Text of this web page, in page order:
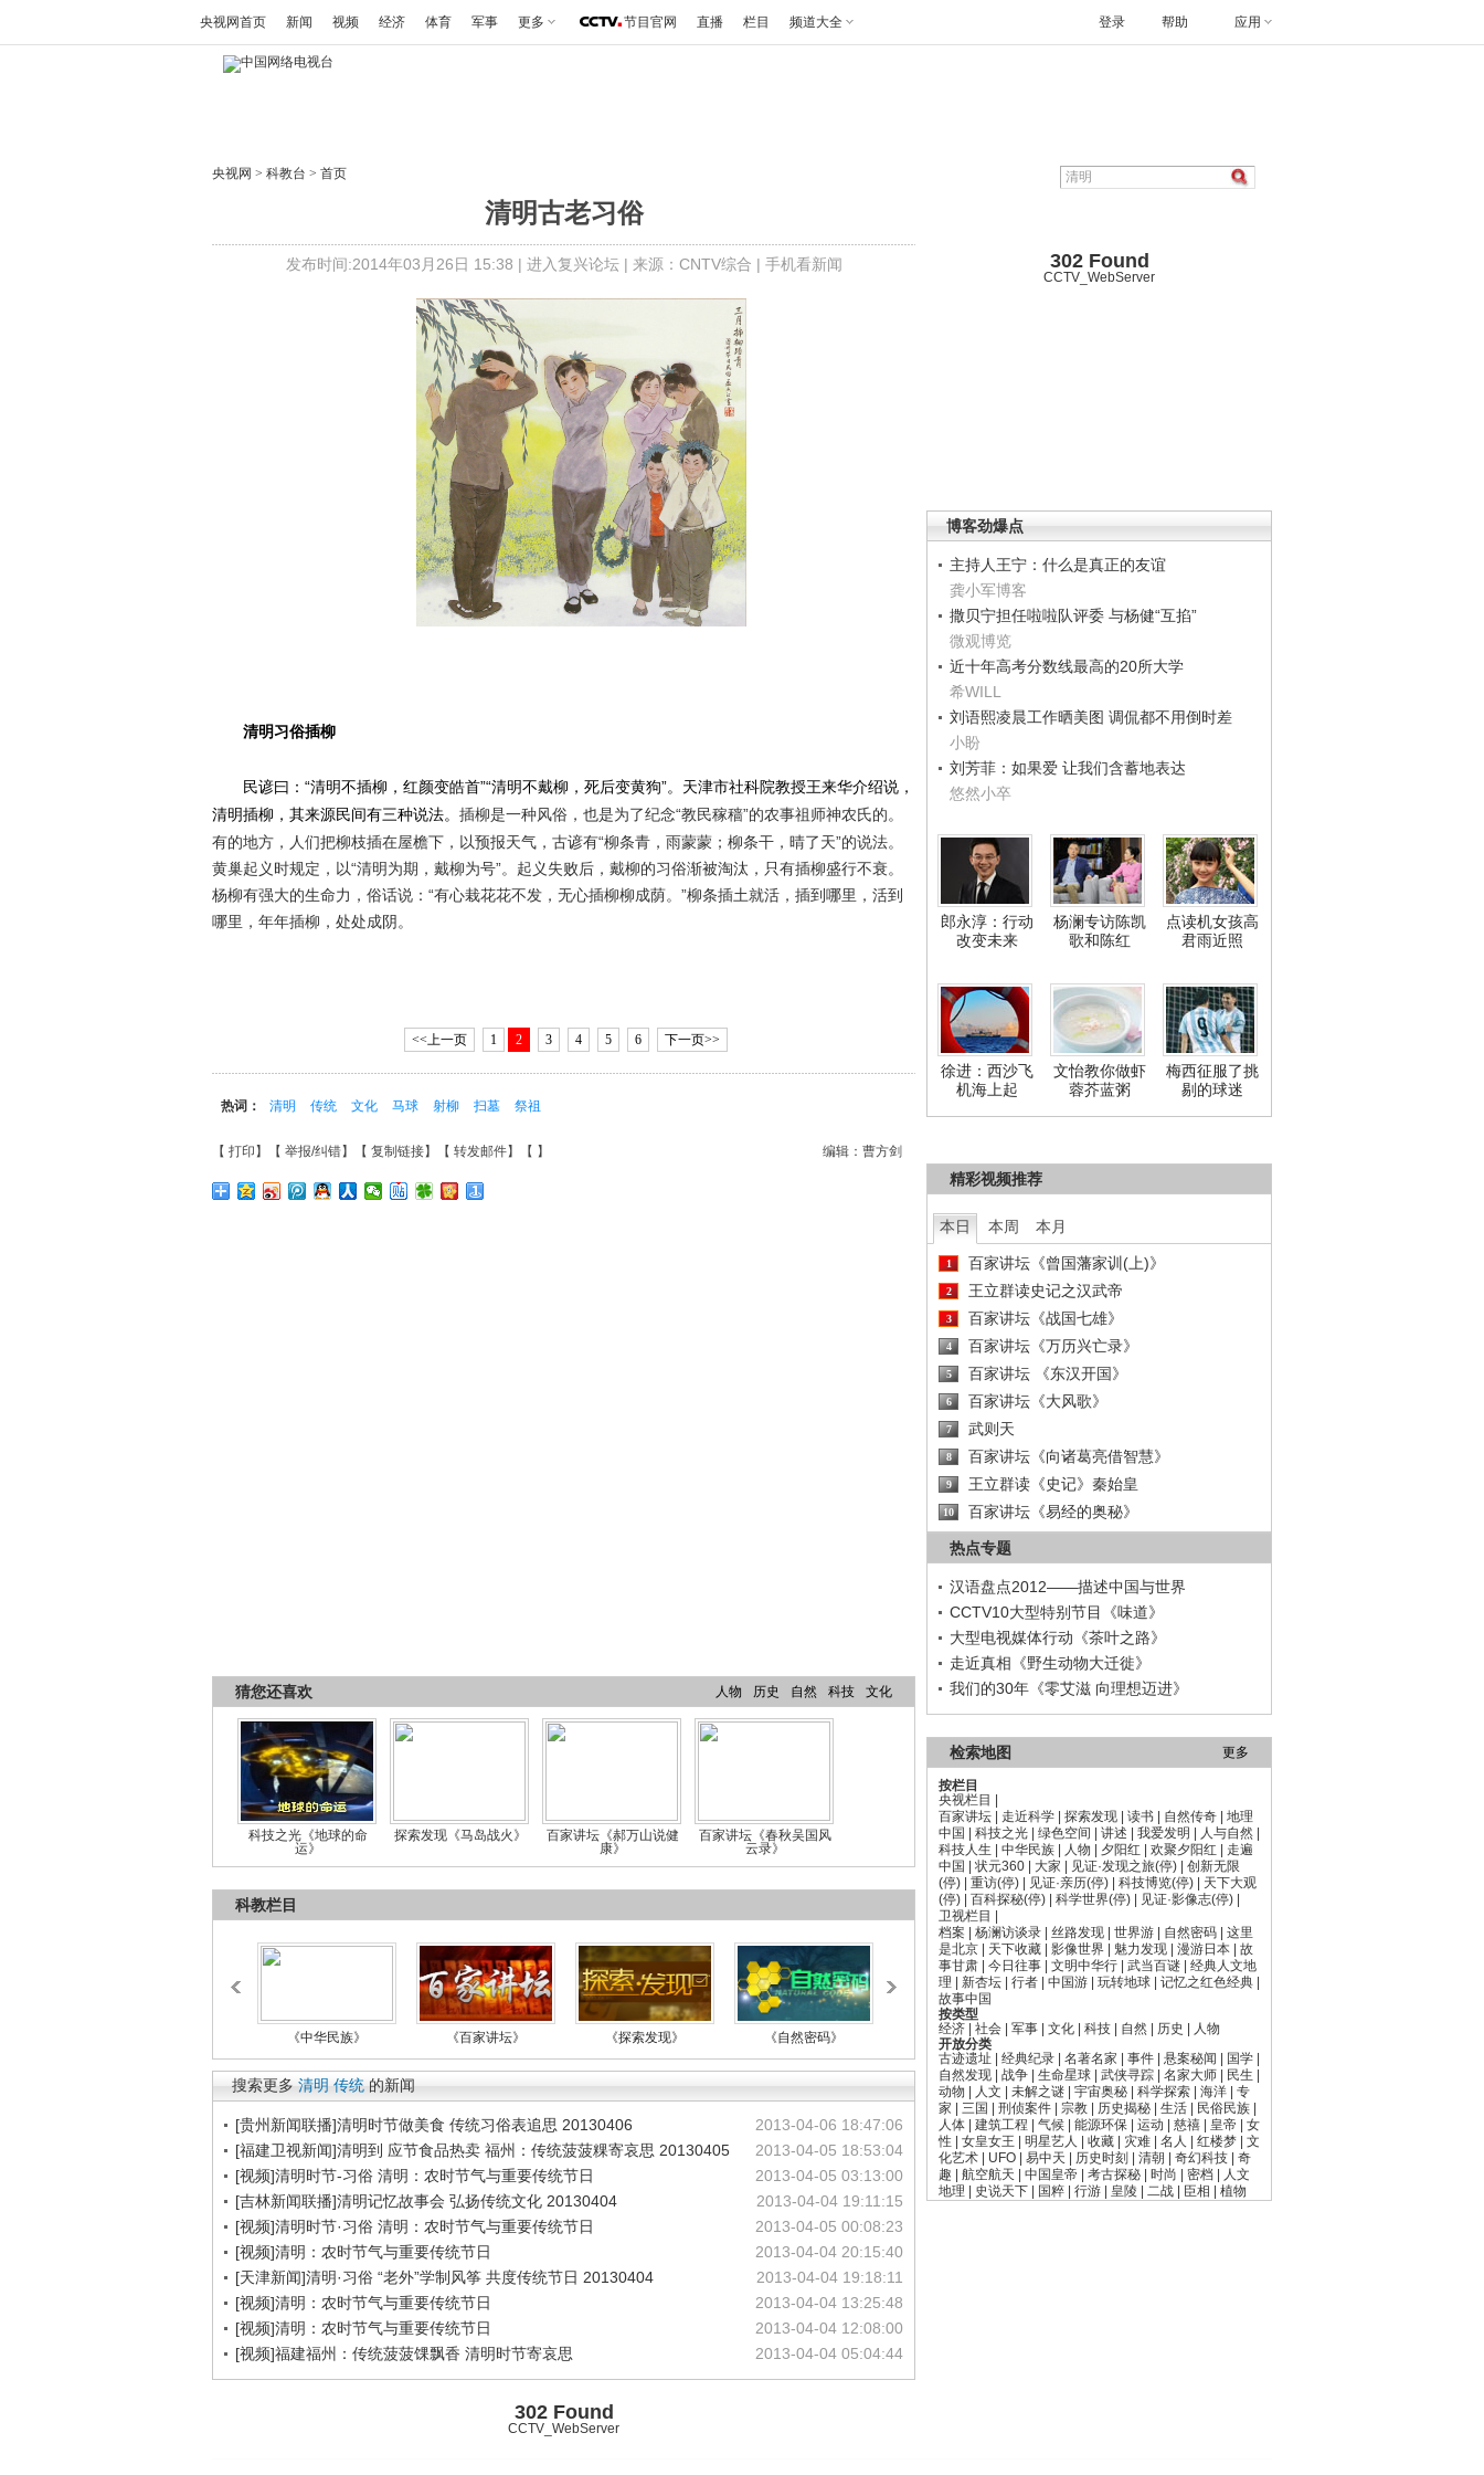
央视网首页 新闻 视频 经济 体育 军事 更多 节目官网 直播 栏目 频道大全 帮助 应用
登录
央视网 > 科教台 > 首页
清明古老习俗
发布时间:2014年03月26日 15:38 | 进入复兴论坛| 来源：CNTV综合 | 手机看新闻
清明习俗插柳
民谚曰：“清明不插柳，红颜变皓首”“清明不戴柳，死后变黄狗”。天津市社科院教授王来华介绍说，
清明插柳，其来源民间有三种说法。 插柳是一种风俗，也是为了纪念“教民稼穑”的农事祖师神农氏的。
有的地方，人们把柳枝插在屋檐下，以预报天气，古谚有“柳条青，雨蒙蒙；柳条干，晴了天”的说法。
黄巢起义时规定，以“清明为期，戴柳为号”。起义失败后，戴柳的习俗渐被淘汰，只有插柳盛行不衰。
杨柳有强大的生命力，俗话说：“有心栽花花不发，无心插柳柳成荫。”柳条插土就活，插到哪里，活到
哪里，年年插柳，处处成阴。
<<上一页 1 2 3 4 5 6 下一页>>
热词： 清明 传统 文化 马球 射柳 扫墓 祭祖
编辑：曹方剑
【 打印 】【 举报/纠错】【 复制链接】【 转发邮件】【 】
猜您还喜欢 文化
科技
自然
历史
人物
科技之光《地球的命
运》
探索发现《马岛战火》
百家讲坛《郝万山说健
康》
百家讲坛《春秋吴国风
云录》
科教栏目
《中华民族》 《百家讲坛》 《探索发现》 《自然密码》 《档案》
搜索更多 清明 传统 的新闻
2013-04-06 18:47:06
[贵州新闻联播]清明时节做美食 传统习俗表追思 20130406
2013-04-05 18:53:04
[福建卫视新闻]清明到 应节食品热卖 福州：传统菠菠粿寄哀思 20130405
2013-04-05 03:13:00
[视频]清明时节-习俗 清明：农时节气与重要传统节日
2013-04-04 19:11:15
[吉林新闻联播]清明记忆故事会 弘扬传统文化 20130404
2013-04-05 00:08:23
[视频]清明时节·习俗 清明：农时节气与重要传统节日
2013-04-04 20:15:40
[视频]清明：农时节气与重要传统节日
2013-04-04 19:18:11
[天津新闻]清明·习俗 “老外”学制风筝 共度传统节日 20130404
2013-04-04 13:25:48
[视频]清明：农时节气与重要传统节日
2013-04-04 12:08:00
[视频]清明：农时节气与重要传统节日
2013-04-04 05:04:44
[视频]福建福州：传统菠菠馃飘香 清明时节寄哀思
302 Found
CCTV_WebServer
302 Found
CCTV_WebServer
博客劲爆点
主持人王宁：什么是真正的友谊
龚小军博客
撒贝宁担任啦啦队评委 与杨健“互掐”
微观博览
近十年高考分数线最高的20所大学
希WILL
刘语熙凌晨工作晒美图 调侃都不用倒时差
小盼
刘芳菲：如果爱 让我们含蓄地表达
悠然小卒
郎永淳：行动
改变未来
杨澜专访陈凯
歌和陈红
点读机女孩高
君雨近照
徐进：西沙飞
机海上起
文怡教你做虾
蓉芥蓝粥
梅西征服了挑
剔的球迷
精彩视频推荐
本日 本周 本月
1 百家讲坛《曾国藩家训(上)》
2 王立群读史记之汉武帝
3 百家讲坛《战国七雄》
4 百家讲坛《万历兴亡录》
5 百家讲坛 《东汉开国》
6 百家讲坛《大风歌》
7 武则天
8 百家讲坛《向诸葛亮借智慧》
9 王立群读《史记》秦始皇
10 百家讲坛《易经的奥秘》
热点专题
汉语盘点2012——描述中国与世界
CCTV10大型特别节目《味道》
大型电视媒体行动《茶叶之路》
走近真相《野生动物大迁徙》
我们的30年《零艾滋 向理想迈进》
检索地图 更多
按栏目
央视栏目
百家讲坛
走近科学 探索发现 读书 自然传奇
地理
中国
科技之光 绿色空间 讲述 我爱发明 人与自然
科技人生
中华民族 人物 夕阳红 欢聚夕阳红
走遍
中国
状元360 大家 见证·发现之旅(停)
创新无限
(停)
重访(停) 见证·亲历(停) 科技博览(停)
天下大观
(停)
百科探秘(停) 科学世界(停) 见证·影像志(停)
卫视栏目
档案
杨澜访谈录 丝路发现 世界游 自然密码
这里
是北京
天下收藏 影像世界 魅力发现 漫游日本
故
事甘肃
今日往事 文明中华行 武当百谜
经典人文地
理
新杏坛 行者 中国游 玩转地球 记忆之红色经典
故事中国
按类型
经济
社会 军事 文化 科技 自然 历史
人物
开放分类
古迹遗址
经典纪录 名著名家 事件 悬案秘闻 国学
自然发现
战争 生命星球 武侠寻踪 名家大师 民生
动物
人文 未解之谜 宇宙奥秘 科学探索 海洋
专
家
三国 刑侦案件 宗教 历史揭秘 生活 民俗民族
人体
建筑工程 气候 能源环保 运动 慈禧 皇帝
女
性
女皇女王 明星艺人 收藏 灾难 名人 红楼梦
文
化艺术
UFO 易中天 历史时刻 清朝 奇幻科技
奇
趣
航空航天 中国皇帝 考古探秘 时尚 密档
人文
地理
史说天下 国粹 行游 皇陵 二战 臣相 植物